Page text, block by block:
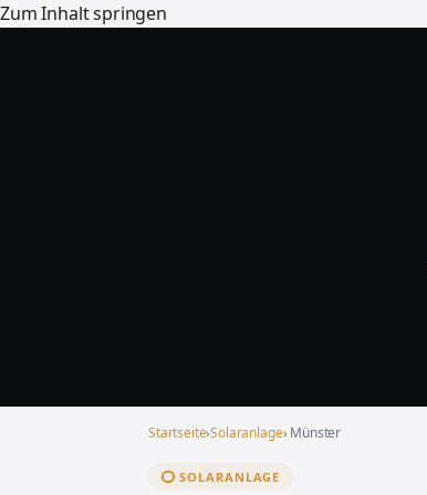
Zum Inhalt springen
Startseite›Solaranlage› Münster
SOLARANLAGE